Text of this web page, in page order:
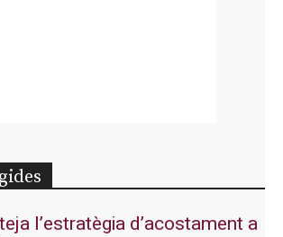
l’estratègia d’acostament a